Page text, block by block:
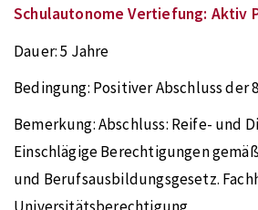
Schulautonome Vertiefung: Aktiv
Dauer:5 Jahre
Bedingung: Positiver Abschluss der
Bemerkung:Abschluss: Reife- und
Einschlägige Berechtigungen
und Berufsausbildungsgesetz.